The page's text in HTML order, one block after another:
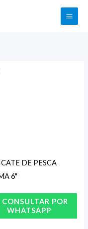
Buscar
CONSULTAR POR
WHATSAPP